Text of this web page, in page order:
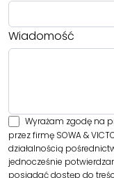
Wiadomość
Wyrażam zgodę na
przez firmę SOWA &
działalnością
jednocześnie
posiadać dostęp do